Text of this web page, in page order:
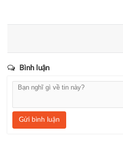
Bình luận
Gửi bình luận